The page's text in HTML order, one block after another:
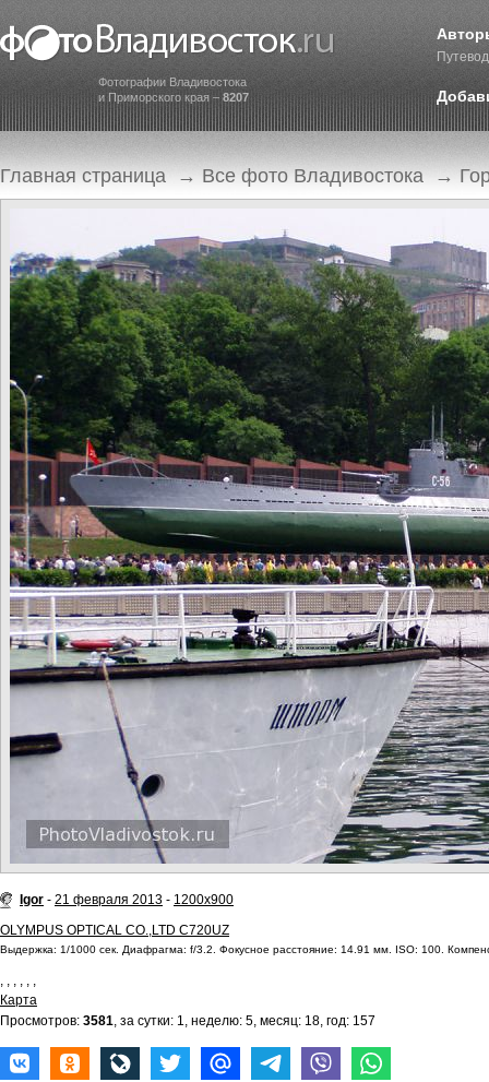
Фотографии Владивостока
и Приморского края – 8207
Главная страница → Все фото Владивостока →
Igor - 21 февраля 2013 - 1200x900
OLYMPUS OPTICAL CO.,LTD C720UZ
Выдержка: 1/1000 сек. Диафрагма: f/3.2. Фокусное расстояние: 14.91 мм. ISO: 100.
, , , , , ,
Карта
Просмотров: 3581, за сутки: 1, неделю: 5, месяц: 18, год: 157